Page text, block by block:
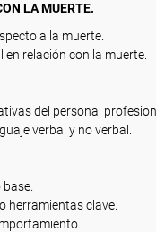
LA MUERTE.
a la muerte.
relación con la muerte.
del personal
verbal y no verbal.
herramientas clave.